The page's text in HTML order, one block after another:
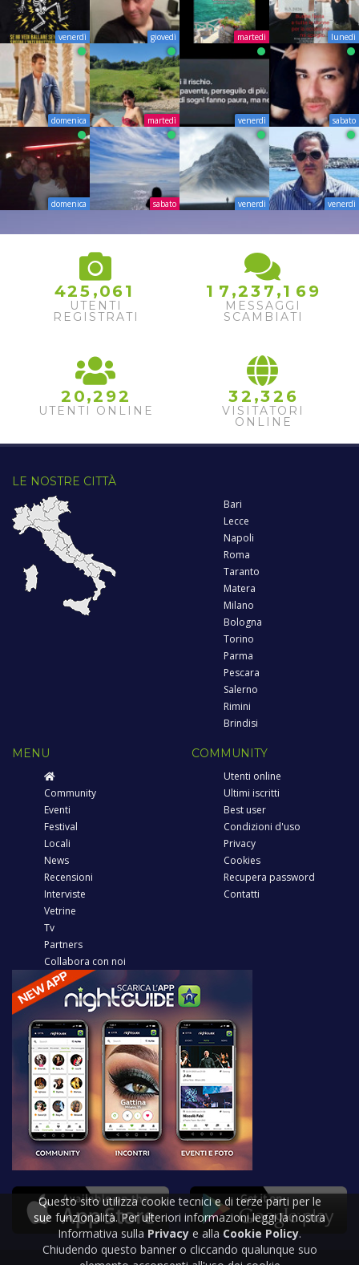
venerdì giovedì martedì lunedì
domenica martedì venerdì sabato
domenica sabato venerdì venerdì
425 ,061
UTENTI
REGISTRATI
1 7 ,23 7 ,1 69
MESSAGGI
SCAMBIATI
2 0,2 92
UTENTI ONLINE
32 ,32 6
VISITATORI
ONLINE
LE NOSTRE CITTÀ
Bari
Lecce
Napoli
Roma
Taranto
Matera
Milano
Bologna
Torino
Parma
Pescara
Salerno
Rimini
Brindisi
MENU
Community
Eventi
Festival
Locali
News
Recensioni
Interviste
Vetrine
Tv
Partners
Collabora con noi
COMMUNITY
Utenti online
Ultimi iscritti
Best user
Condizioni d'uso
Privacy
Cookies
Recupera password
Contatti
Questo sito utilizza cookie tecnici e di terze parti per le
sue funzionalità. Per ulteriori informazioni leggi la nostra
Informativa sulla Privacy e alla Cookie Policy.
Chiudendo questo banner o cliccando qualunque suo